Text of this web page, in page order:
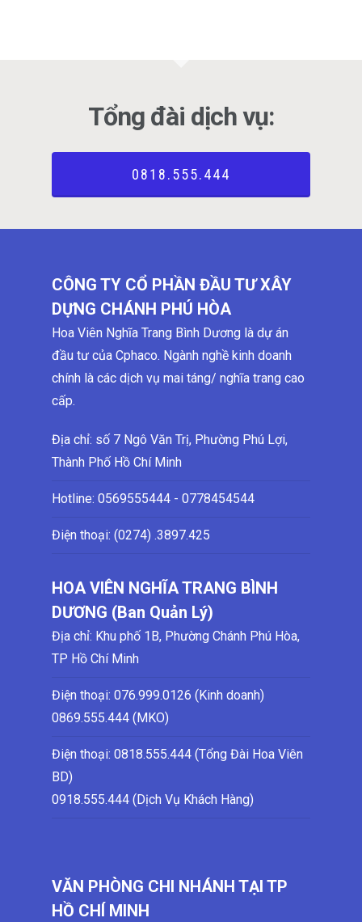
Tổng đài dịch vụ:
0818.555.444
CÔNG TY CỔ PHẦN ĐẦU TƯ XÂY
DỰNG CHÁNH PHÚ HÒA
Hoa Viên Nghĩa Trang Bình Dương là dự án
đầu tư của Cphaco. Ngành nghề kinh doanh
chính là các dịch vụ mai táng/ nghĩa trang cao
cấp.
Địa chỉ: số 7 Ngô Văn Trị, Phường Phú Lợi,
Thành Phố Hồ Chí Minh
Hotline: 0569555444 - 0778454544
Điện thoại: (0274) .3897.425
HOA VIÊN NGHĨA TRANG BÌNH
DƯƠNG (Ban Quản Lý)
Địa chỉ: Khu phố 1B, Phường Chánh Phú Hòa,
TP Hồ Chí Minh
Điện thoại: 076.999.0126 (Kinh doanh)
0869.555.444 (MKO)
Điện thoại: 0818.555.444 (Tổng Đài Hoa Viên
BD)
0918.555.444 (Dịch Vụ Khách Hàng)
VĂN PHÒNG CHI NHÁNH TẠI TP
HỒ CHÍ MINH